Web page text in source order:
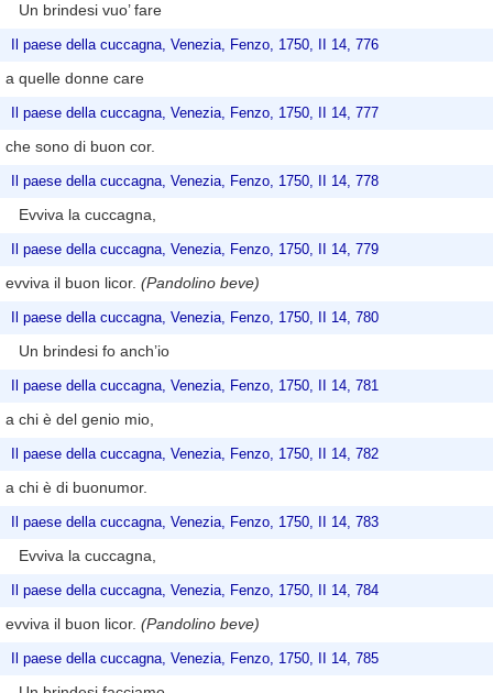
Un brindesi vuo’ fare
Il paese della cuccagna, Venezia, Fenzo, 1750, II 14, 776
a quelle donne care
Il paese della cuccagna, Venezia, Fenzo, 1750, II 14, 777
che sono di buon cor.
Il paese della cuccagna, Venezia, Fenzo, 1750, II 14, 778
Evviva la cuccagna,
Il paese della cuccagna, Venezia, Fenzo, 1750, II 14, 779
evviva il buon licor. (Pandolino beve)
Il paese della cuccagna, Venezia, Fenzo, 1750, II 14, 780
Un brindesi fo anch’io
Il paese della cuccagna, Venezia, Fenzo, 1750, II 14, 781
a chi è del genio mio,
Il paese della cuccagna, Venezia, Fenzo, 1750, II 14, 782
a chi è di buonumor.
Il paese della cuccagna, Venezia, Fenzo, 1750, II 14, 783
Evviva la cuccagna,
Il paese della cuccagna, Venezia, Fenzo, 1750, II 14, 784
evviva il buon licor. (Pandolino beve)
Il paese della cuccagna, Venezia, Fenzo, 1750, II 14, 785